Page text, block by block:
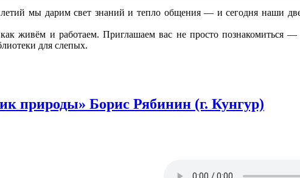
мы дарим свет знаний и тепло общения — и сегодня наши
живём и работаем. Приглашаем вас не просто познакомиться —
для слепых.
природы» Борис Рябинин (г. Кунгур)